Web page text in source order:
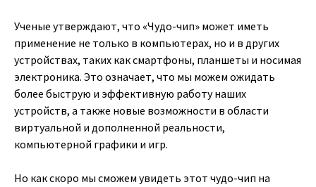
Ученые утверждают, что «Чудо-чип» может иметь
применение не только в компьютерах, но и в других
устройствах, таких как смартфоны, планшеты и носимая
электроника. Это означает, что мы можем ожидать
более быструю и эффективную работу наших
устройств, а также новые возможности в области
виртуальной и дополненной реальности,
компьютерной графики и игр.
Но как скоро мы сможем увидеть этот чудо-чип на